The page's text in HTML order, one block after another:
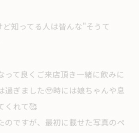
知ってる人は皆んな"そうて
って良くご来店頂き一緒に飲みに
過ぎました🥹時には娘ちゃんや息
くれて🥰
のですが、最初に載せた写真のペ